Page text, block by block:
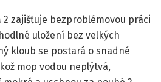
zajišťuje bezproblémovou práci
uložení bez velkých
kloub se postará o snadné
mop vodou neplýtvá,